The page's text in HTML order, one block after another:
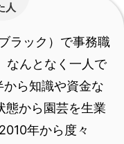
人
ラック）で事務職
なんとなく一人で
ら知識や資金な
態から園芸を生業
2010年から度々